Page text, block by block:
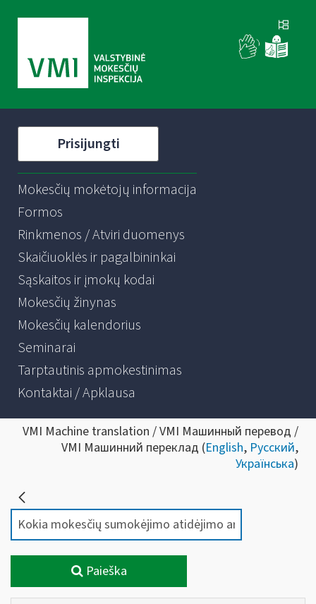
Prisijungti
Mokesčių mokėtojų informacija
Formos
Rinkmenos / Atviri duomenys
Skaičiuoklės ir pagalbininkai
Sąskaitos ir įmokų kodai
Mokesčių žinynas
Mokesčių kalendorius
Seminarai
Tarptautinis apmokestinimas
Kontaktai / Apklausa
VMI Machine translation / VMI Машинный перевод /
VMI Машинний переклад (English, Русский,
Українська)
Paieška